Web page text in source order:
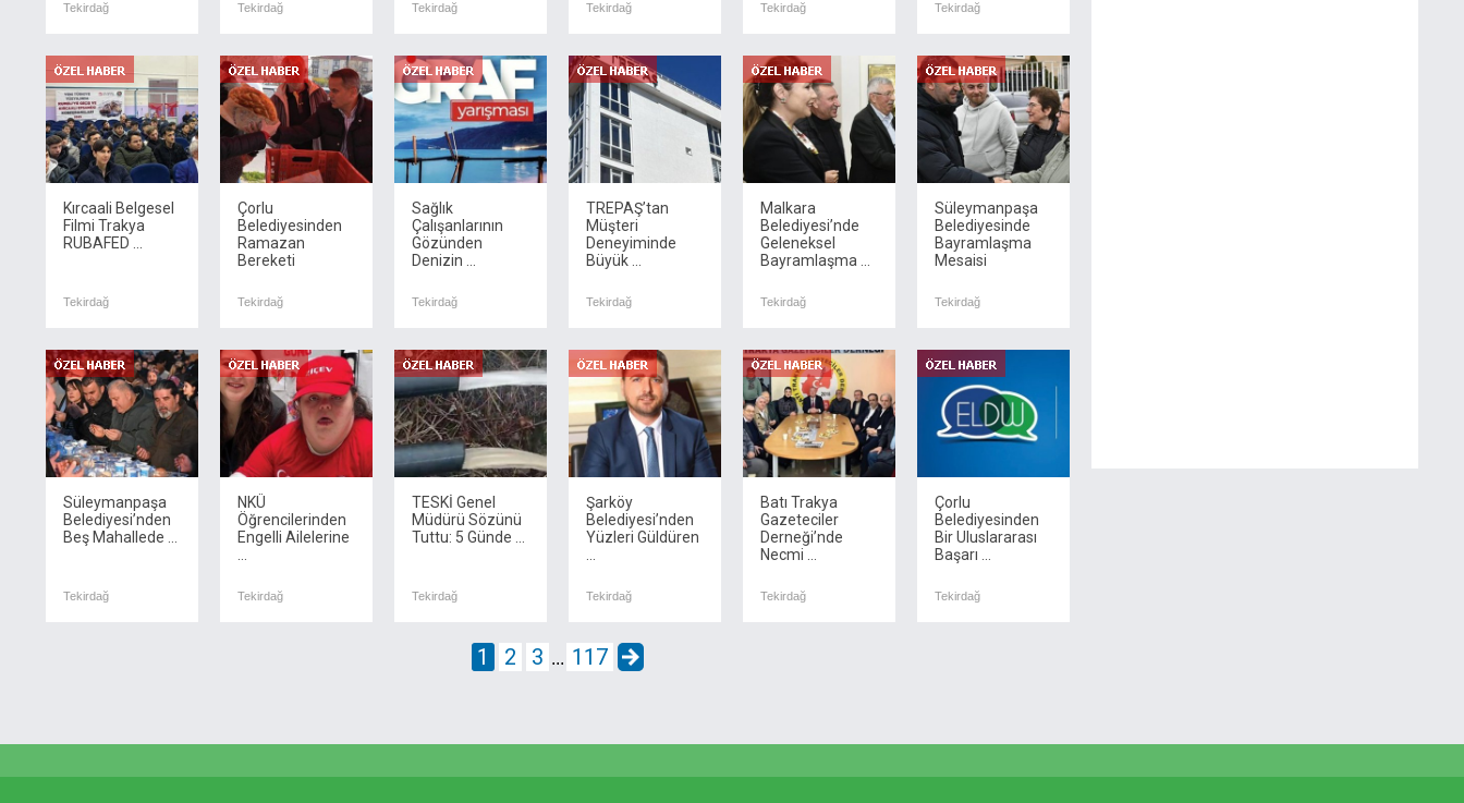
Tekirdağ Tekirdağ Tekirdağ Tekirdağ Tekirdağ Tekirdağ
Kırcaali Belgesel
Filmi Trakya
RUBAFED ...
Tekirdağ
Çorlu
Belediyesinden
Ramazan
Bereketi
Tekirdağ
Sağlık
Çalışanlarının
Gözünden
Denizin ...
Tekirdağ
TREPAŞ’tan
Müşteri
Deneyiminde
Büyük ...
Tekirdağ
Malkara
Belediyesi’nde
Geleneksel
Bayramlaşma ...
Tekirdağ
Süleymanpaşa
Belediyesinde
Bayramlaşma
Mesaisi
Tekirdağ
Süleymanpaşa
Belediyesi’nden
Beş Mahallede ...
Tekirdağ
NKÜ
Öğrencilerinden
Engelli Ailelerine
Tekirdağ
TESKİ Genel
Müdürü Sözünü
Tuttu: 5 Günde ...
Tekirdağ
Şarköy
Belediyesi’nden
Yüzleri Güldüren
Tekirdağ
Batı Trakya
Gazeteciler
Derneği’nde
Necmi ...
Tekirdağ
Çorlu
Belediyesinden
Bir Uluslararası
Başarı ...
Tekirdağ
1 2 3 ... 117